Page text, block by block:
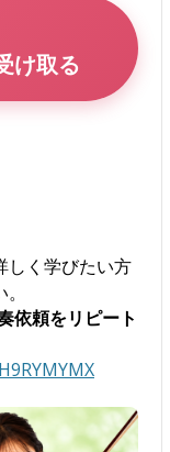
け取る
しく学びたい方
依頼をリピート